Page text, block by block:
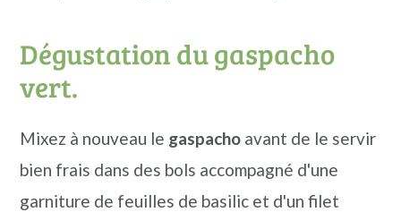
Dégustation du gaspacho
vert.
Mixez à nouveau le gaspacho avant de le servir
bien frais dans des bols accompagné d'une
garniture de feuilles de basilic et d'un filet